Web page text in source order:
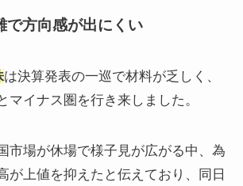
で方向感が出にくい
は決算発表の一巡で材料が乏しく、
マイナス圏を行き来しました。
市場が休場で様子見が広がる中、為
が上値を抑えたと伝えており、同日